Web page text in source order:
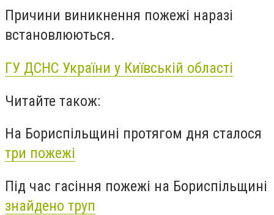
Причини виникнення пожежі наразі
встановлюються.
ГУ ДСНС України у Київській області
Читайте також:
На Бориспільщині протягом дня сталося
три пожежі
Під час гасіння пожежі на Бориспільщині
знайдено труп